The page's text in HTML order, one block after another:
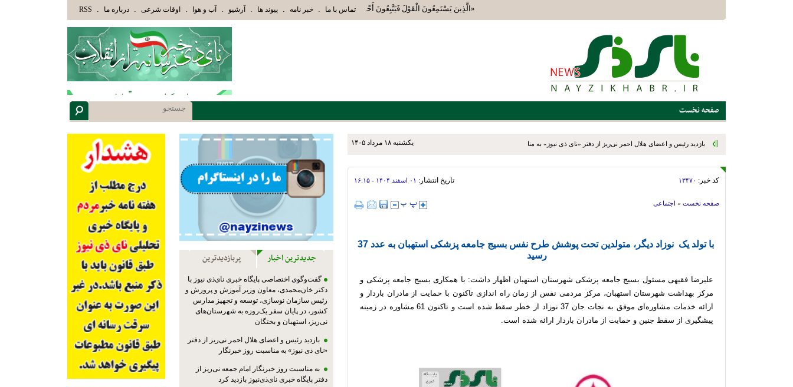
«الَّذِينَ يَسْتَمِعُونَ الْقَوْلَ فَيَتَّبِعُونَ أَحْسَنَهُ أُوْلَئِكَ الَّذِينَ هَدَاهُمُ اللَّهُ وَأُوْلَئِكَ هُمْ أُوْلُوا الْأَلْبَابِ» عاقلان هدایت یافته،حرفها را میشنوند و سپس بهترین را انتخاب
تماس با ما . خبر نامه . پیوند ها . آرشیو . آب و هوا . اوقات شرعی . درباره ما .
RSS
صفحه نخست
يکشنبه ۱۸ مرداد ۱۴۰۵ بازدید رئیس و اعضای هلال احمر نی‌ریز از دفتر «نای ذی نیوز» به مناسبت روز خبرنگار
کد خبر: ۱۳۴۷۰ تاریخ انتشار: ۰۱ اسفند ۱۴۰۴ - ۱۶:۱۵
صفحه نخست » اجتماعی
با تولد یک نوزاد دیگر، متولدین تحت پوشش طرح نفس بسیج جامعه پزشکی استهبان به عدد 37
رسید
علیرضا فقیهی مسئول بسیج جامعه پزشکی شهرستان استهبان اظهار داشت: با همکاری بسیج جامعه پزشکی و
مرکز بهداشت شهرستان استهبان، مرکز مردمی نفس از زمان راه اندازی تاکنون با حمایت از مادران باردار و
ارائه خدمات مشاوره‌ای موفق به نجات جان 37 نوزاد از خطر سقط شده است و تاکنون 61 مشاوره در زمینه
پیشگیری از سقط جنین و حمایت از مادران باردار ارائه شده است.
جدیدترین اخبار پربازدیدترین
گفت‌وگوی اختصاصی پایگاه خبری نای‌ذی نیوز با
دکتر خان‌محمدی، معاون وزیر آموزش و پرورش و
رئیس سازمان نوسازی، توسعه و تجهیز مدارس
کشور، در پایان سفر یک‌روزه به شهرستان‌های
نی‌ریز، استهبان و بختگان
بازدید رئیس و اعضای هلال احمر نی‌ریز از دفتر
«نای ذی نیوز» به مناسبت روز خبرنگار
به مناسبت روز خبرنگار امام جمعه نی‌ریز از
دفتر پایگاه خبری نای‌ذی‌نیوز بازدید کرد